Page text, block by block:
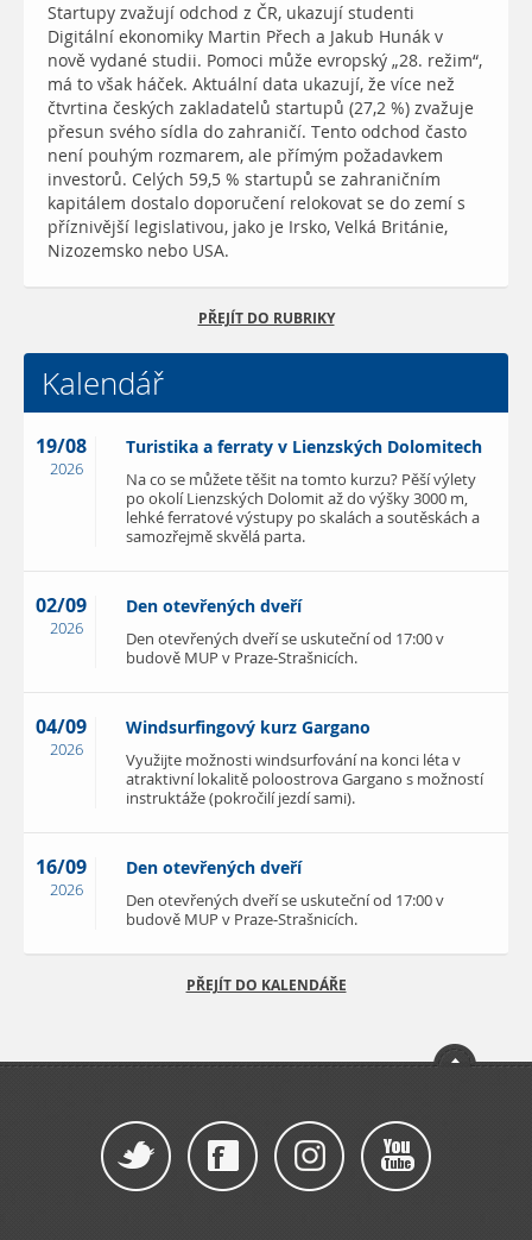
Startupy zvažují odchod z ČR, ukazují studenti
Digitální ekonomiky Martin Přech a Jakub Hunák v
nově vydané studii. Pomoci může evropský „28. režim“,
má to však háček. Aktuální data ukazují, že více než
čtvrtina českých zakladatelů startupů (27,2 %) zvažuje
přesun svého sídla do zahraničí. Tento odchod často
není pouhým rozmarem, ale přímým požadavkem
investorů. Celých 59,5 % startupů se zahraničním
kapitálem dostalo doporučení relokovat se do zemí s
příznivější legislativou, jako je Irsko, Velká Británie,
Nizozemsko nebo USA.
PŘEJÍT DO RUBRIKY
Kalendář
19/08
2026
Turistika a ferraty v Lienzských Dolomitech
Na co se můžete těšit na tomto kurzu? Pěší výlety
po okolí Lienzských Dolomit až do výšky 3000 m,
lehké ferratové výstupy po skalách a soutěskách a
samozřejmě skvělá parta.
02/09
2026
Den otevřených dveří
Den otevřených dveří se uskuteční od 17:00 v
budově MUP v Praze-Strašnicích.
04/09
2026
Windsurfingový kurz Gargano
Využijte možnosti windsurfování na konci léta v
atraktivní lokalitě poloostrova Gargano s možností
instruktáže (pokročilí jezdí sami).
16/09
2026
Den otevřených dveří
Den otevřených dveří se uskuteční od 17:00 v
budově MUP v Praze-Strašnicích.
PŘEJÍT DO KALENDÁŘE